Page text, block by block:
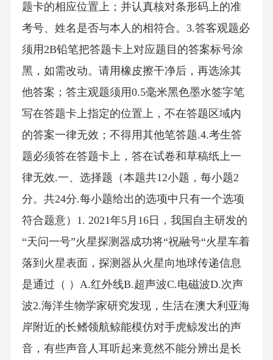
题卡的相应位置上；并认真核对条形码上的准
考号、姓名是否与本人的相符合。3.答客观题必
须用2B铅笔把答题卡上对应题目的答案标号涂
黑，如需改动。请用橡皮擦干净后，再选涂其
他答案；答主观题须用0.5毫米黑色墨水签字笔
写在答题卡上指定的位置上，不在答题区域内
的答案一律无效；不得用其他笔答题.4.考生答
题必须答在答题卡上，答在试卷和草稿纸上一
律无效.一、选择题（本题共12小题，每小题2
分。共24分.每小题给出的选项中只有一个选项
符合题意）1. 2021年5月16日，我国自主研发的
“天问一号”火星探测器成功将“祝融号“火星车着
落到火星表面，探测器从火星向地球传递信息
是通过（ ）A.红外线B.超声波C.电磁波D.次声
波2.海洋生物学家研究发现，生活在澳大利亚海
岸附近的长鳍领航鲸能模仿对手虎鲸发出的声
音，有些声音人耳听起来竟然不能分辨出是长